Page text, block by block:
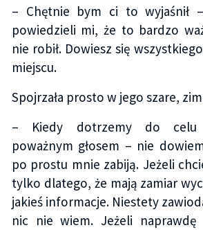
– Chętnie bym ci to wyjaśnił
powiedzieli mi, że to bardzo
nie robił. Dowiesz się
miejscu.
Spojrzała prosto w jego szare,
– Kiedy dotrzemy do celu
poważnym głosem – nie
po prostu mnie zabiją. Jeżeli
tylko dlatego, że mają zamiar
jakieś informacje. Niestety
nic nie wiem. Jeżeli